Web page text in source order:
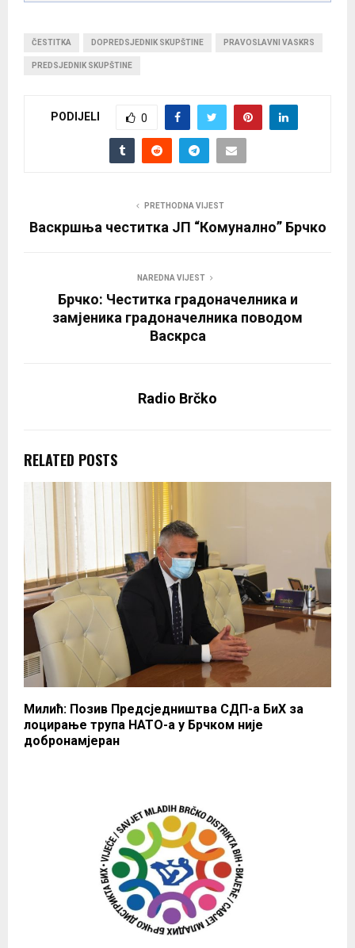
ČESTITKA DOPREDSJEDNIK SKUPŠTINE PRAVOSLAVNI VASKRS
PREDSJEDNIK SKUPŠTINE
PODIJELI 0
PRETHODNA VIJEST
Васкршња честитка ЈП “Комунално” Брчко
NAREDNA VIJEST
Брчко: Честитка градоначелника и
замјеника градоначелника поводом
Васкрса
Radio Brčko
RELATED POSTS
Милић: Позив Предсједништва СДП-а БиХ за
лоцирање трупа НАТО-а у Брчком није
добронамјеран